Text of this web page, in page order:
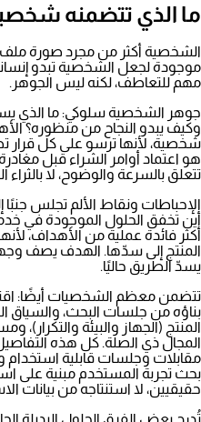
ما الذي تتضمنه
الشخصية أكثر من مجرد صورة
موجودة لجعل الشخصية تبدو
مهم للتعاطف، لكنه ليس الجوهر.
جوهر الشخصية سلوكي: ما الذي
وكيف يبدو النجاح من منظوره؟
شخصية، لأنها ترسو على كل قرار
هو اعتماد أوامر الشراء قبل
تتعلق بالسرعة والوضوح، لا بالثراء
الإحباطات ونقاط الألم تجلس
أين تخفق الحلول الموجودة في
أكثر فائدة عملية من الأهداف،
المنتج إلى سدّها. الهدف يصف
يسدّ الطريق حاليًا.
تتضمن معظم الشخصيات أيضًا:
بناؤه من جلسات البحث، والسياق
المنتج (الجهاز والبيئة والتكرار)،
المجال ذي الصلة. كل هذه
مقابلات وجلسات قابلية
بحث تجربة المستخدم مبنية على
حقيقيين، لا استنتاجه من بيانات